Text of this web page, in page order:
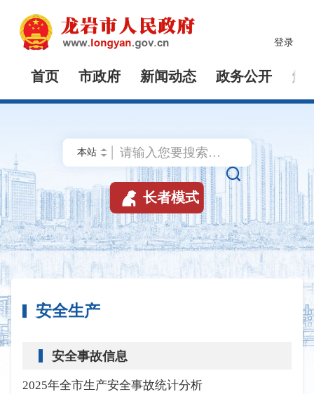
登录
首页 市政府 新闻动态 政务公开 解

 长者模式
安全生产
安全事故信息
2025年全市生产安全事故统计分析